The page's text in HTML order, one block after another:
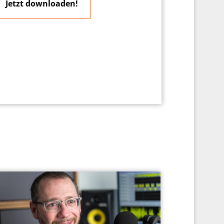
Jetzt downloaden!